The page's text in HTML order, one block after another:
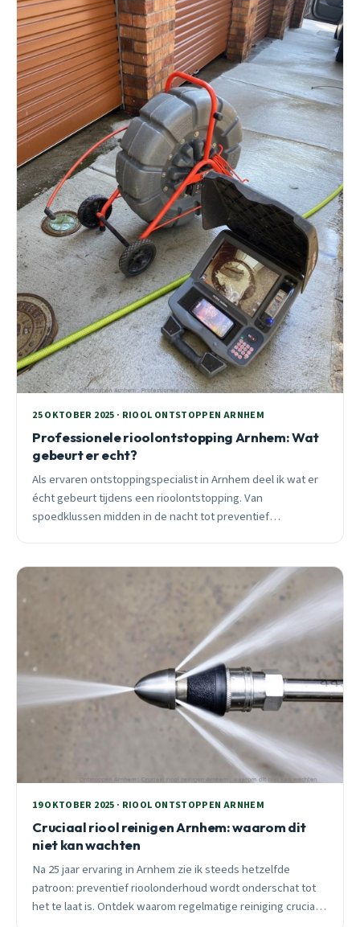
25 OKTOBER 2025 · RIOOL ONTSTOPPEN ARNHEM
Professionele rioolontstopping Arnhem: Wat
gebeurt er echt?
Als ervaren ontstoppingspecialist in Arnhem deel ik wat er
écht gebeurt tijdens een rioolontstopping. Van
spoedklussen midden in de nacht tot preventief
19 OKTOBER 2025 · RIOOL ONTSTOPPEN ARNHEM
Cruciaal riool reinigen Arnhem: waarom dit
niet kan wachten
Na 25 jaar ervaring in Arnhem zie ik steeds hetzelfde
patroon: preventief rioolonderhoud wordt onderschat tot
het te laat is. Ontdek waarom regelmatige reiniging cruciaal